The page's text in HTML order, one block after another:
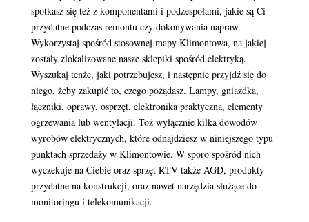
spotkasz się też z komponentami i podzespołami, jakie są Ci
przydatne podczas remontu czy dokonywania napraw.
Wykorzystaj spośród stosownej mapy Klimontowa, na jakiej
zostały zlokalizowane nasze sklepiki spośród elektryką.
Wyszukaj tenże, jaki potrzebujesz, i następnie przyjdź się do
niego, żeby zakupić to, czego pożądasz. Lampy, gniazdka,
łączniki, oprawy, osprzęt, elektronika praktyczna, elementy
ogrzewania lub wentylacji. Toż wyłącznie kilka dowodów
wyrobów elektrycznych, które odnajdziesz w niniejszego typu
punktach sprzedaży w Klimontowie. W sporo spośród nich
wyczekuje na Ciebie oraz sprzęt RTV także AGD, produkty
przydatne na konstrukcji, oraz nawet narzędzia służące do
monitoringu i telekomunikacji.